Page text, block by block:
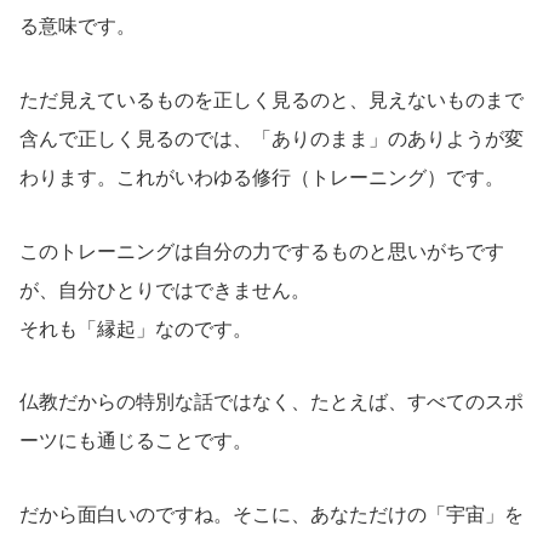
る意味です。
ただ見えているものを正しく見るのと、見えないものまで
含んで正しく見るのでは、「ありのまま」のありようが変
わります。これがいわゆる修行（トレーニング）です。
このトレーニングは自分の力でするものと思いがちです
が、自分ひとりではできません。
それも「縁起」なのです。
仏教だからの特別な話ではなく、たとえば、すべてのスポ
ーツにも通じることです。
だから面白いのですね。そこに、あなただけの「宇宙」を